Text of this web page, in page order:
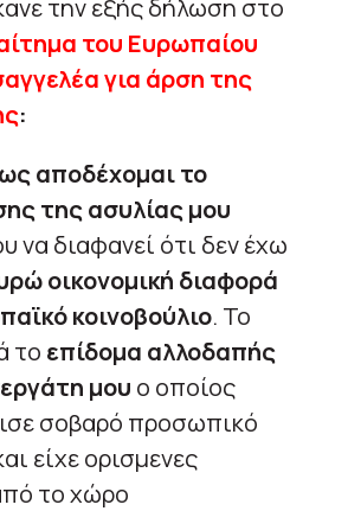
την εξής δήλωση στο
του Ευρωπαίου
για άρση της
:
αποδέχομαι το
της ασυλίας μου
να διαφανεί ότι δεν έχω
οικονομική διαφορά
κοινοβούλιο. Το
το επίδομα αλλοδαπής
μου ο οποίος
σοβαρό προσωπικό
είχε ορισμενες
το χώρο